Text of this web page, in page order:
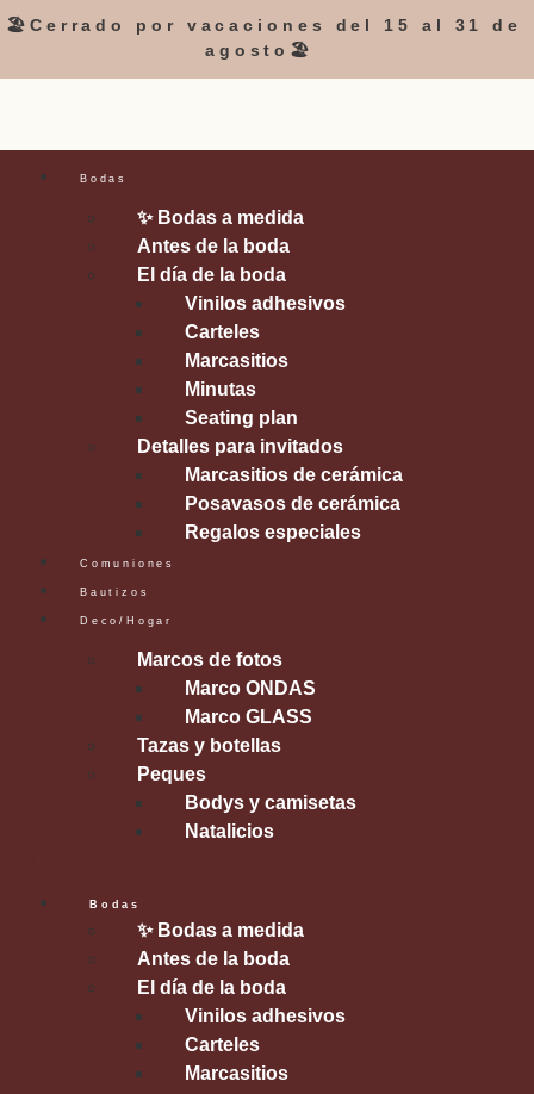
🏖️Cerrado por vacaciones del 15 al 31 de
agosto🏖️
Bodas
✨ Bodas a medida
Antes de la boda
El día de la boda
Vinilos adhesivos
Carteles
Marcasitios
Minutas
Seating plan
Detalles para invitados
Marcasitios de cerámica
Posavasos de cerámica
Regalos especiales
Comuniones
Bautizos
Deco/Hogar
Marcos de fotos
Marco ONDAS
Marco GLASS
Tazas y botellas
Peques
Bodys y camisetas
Natalicios
Bodas
✨ Bodas a medida
Antes de la boda
El día de la boda
Vinilos adhesivos
Carteles
Marcasitios